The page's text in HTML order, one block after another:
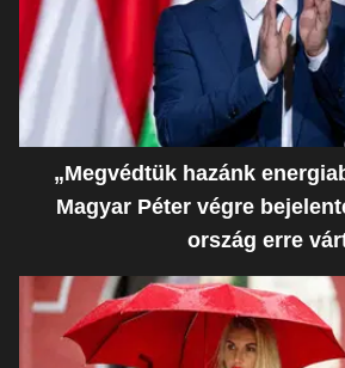
„Megvédtük hazánk
Magyar Péter végre
ország erre